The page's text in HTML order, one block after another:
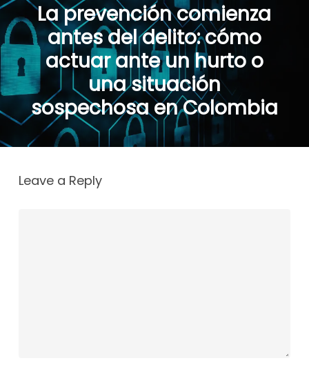
La prevención comienza
antes del delito: cómo
actuar ante un hurto o
una situación
sospechosa en Colombia
Leave a Reply